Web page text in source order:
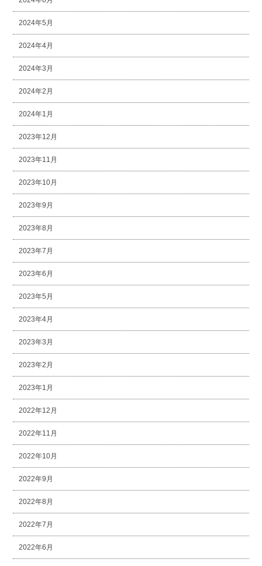
2024年5月
2024年4月
2024年3月
2024年2月
2024年1月
2023年12月
2023年11月
2023年10月
2023年9月
2023年8月
2023年7月
2023年6月
2023年5月
2023年4月
2023年3月
2023年2月
2023年1月
2022年12月
2022年11月
2022年10月
2022年9月
2022年8月
2022年7月
2022年6月